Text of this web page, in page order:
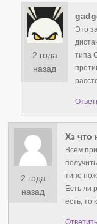
2 года
назад
Это
типа
2 года
назад
Хз что
Всем
типо
Есть ли
есть, то
Ответить